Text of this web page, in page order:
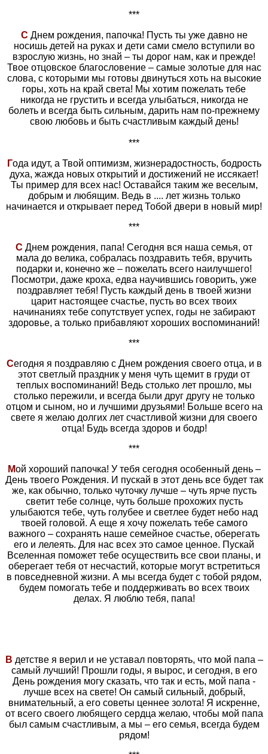
***
С Днем рождения, папочка! Пусть ты уже давно не
носишь детей на руках и дети сами смело вступили во
взрослую жизнь, но знай – ты дорог нам, как и прежде!
Твое отцовское благословение – самые золотые для нас
слова, с которыми мы готовы двинуться хоть на высокие
горы, хоть на край света! Мы хотим пожелать тебе
никогда не грустить и всегда улыбаться, никогда не
болеть и всегда быть сильным, дарить нам по-прежнему
свою любовь и быть счастливым каждый день!
***
Года идут, а Твой оптимизм, жизнерадостность, бодрость
духа, жажда новых открытий и достижений не иссякает!
Ты пример для всех нас! Оставайся таким же веселым,
добрым и любящим. Ведь в .... лет жизнь только
начинается и открывает перед Тобой двери в новый мир!
***
С Днем рождения, папа! Сегодня вся наша семья, от
мала до велика, собралась поздравить тебя, вручить
подарки и, конечно же – пожелать всего наилучшего!
Посмотри, даже кроха, едва научившись говорить, уже
поздравляет тебя! Пусть каждый день в твоей жизни
царит настоящее счастье, пусть во всех твоих
начинаниях тебе сопутствует успех, годы не забирают
здоровье, а только прибавляют хороших воспоминаний!
***
Сегодня я поздравляю с Днем рождения своего отца, и в
этот светлый праздник у меня чуть щемит в груди от
теплых воспоминаний! Ведь столько лет прошло, мы
столько пережили, и всегда были друг другу не только
отцом и сыном, но и лучшими друзьями! Больше всего на
свете я желаю долгих лет счастливой жизни для своего
отца! Будь всегда здоров и бодр!
***
Мой хороший папочка! У тебя сегодня особенный день –
День твоего Рождения. И пускай в этот день все будет так
же, как обычно, только чуточку лучше – чуть ярче пусть
светит тебе солнце, чуть больше прохожих пусть
улыбаются тебе, чуть голубее и светлее будет небо над
твоей головой. А еще я хочу пожелать тебе самого
важного – сохранять наше семейное счастье, оберегать
его и лелеять. Для нас всех это самое ценное. Пускай
Вселенная поможет тебе осуществить все свои планы, и
оберегает тебя от несчастий, которые могут встретиться
в повседневной жизни. А мы всегда будет с тобой рядом,
будем помогать тебе и поддерживать во всех твоих
делах. Я люблю тебя, папа!
В детстве я верил и не уставал повторять, что мой папа –
самый лучший! Прошли годы, я вырос, и сегодня, в его
День рождения могу сказать, что так и есть, мой папа -
лучше всех на свете! Он самый сильный, добрый,
внимательный, а его советы ценнее золота! Я искренне,
от всего своего любящего сердца желаю, чтобы мой папа
был самым счастливым, а мы – его семья, всегда будем
рядом!